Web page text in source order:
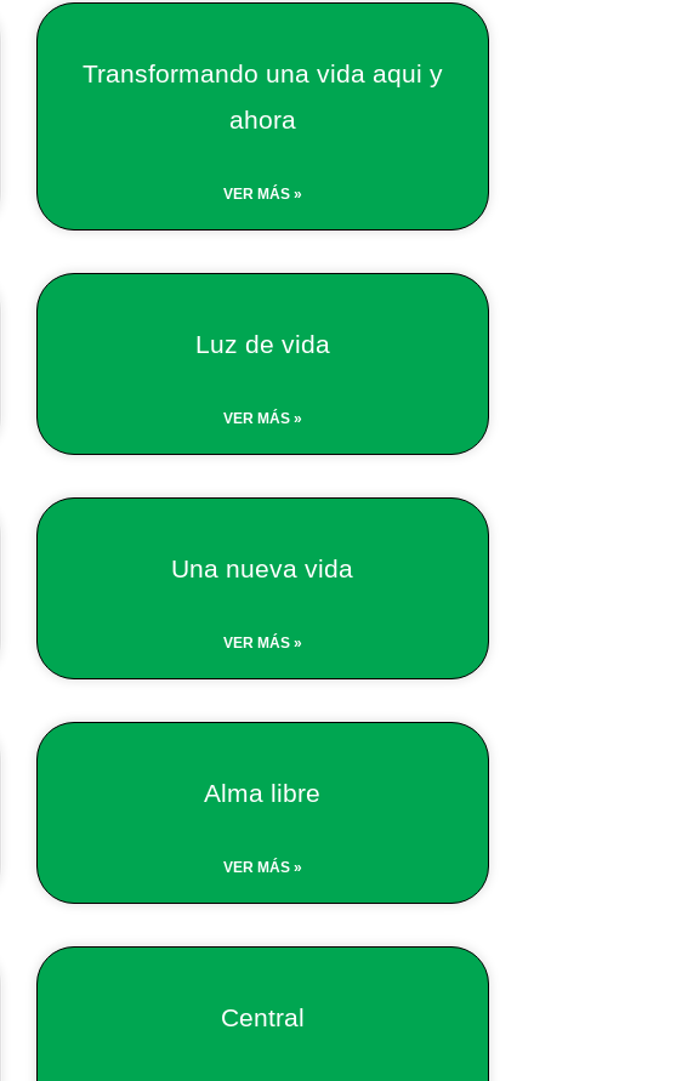
Transformando una vida aqui y
ahora
VER MÁS »
Luz de vida
VER MÁS »
Una nueva vida
VER MÁS »
Alma libre
VER MÁS »
Central